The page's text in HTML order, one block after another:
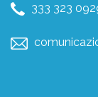
333 323